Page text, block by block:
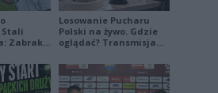
Stali
Zabrakło
Losowanie Pucharu
Polski na żywo. Gdzie
oglądać? Transmisja